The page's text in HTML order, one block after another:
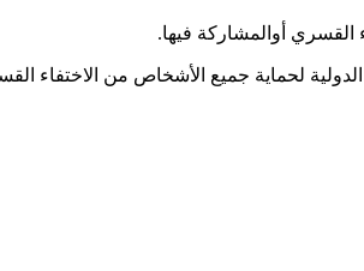
القسري أوالمشاركة فيها.
الدولية لحماية جميع الأشخاص من الاختفاء